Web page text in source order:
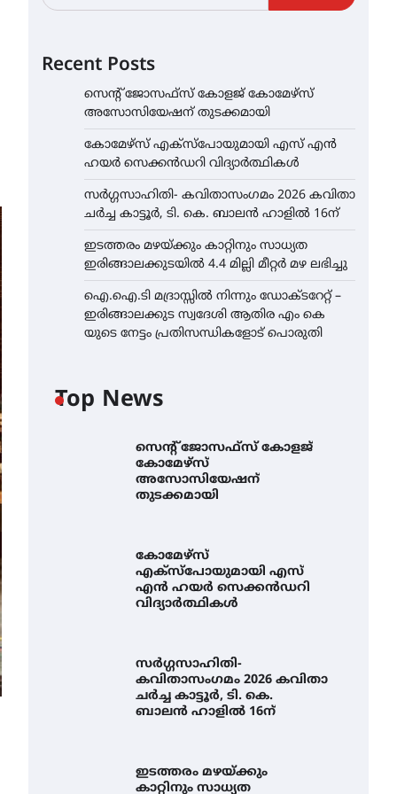
Recent Posts
സെന്റ് ജോസഫ്സ് കോളജ് കോമേഴ്‌സ്
അസോസിയേഷന് തുടക്കമായി
കോമേഴ്സ് എക്സ്പോയുമായി എസ് എൻ
ഹയർ സെക്കൻഡറി വിദ്യാർത്ഥികൾ
സർഗ്ഗസാഹിതി- കവിതാസംഗമം 2026 കവിതാ
ചർച്ച കാട്ടൂർ, ടി. കെ. ബാലൻ ഹാളിൽ 16ന്
ഇടത്തരം മഴയ്ക്കും കാറ്റിനും സാധ്യത
ഇരിങ്ങാലക്കുടയിൽ 4.4 മില്ലി മീറ്റർ മഴ ലഭിച്ചു
ഐ.ഐ.ടി മദ്രാസ്സിൽ നിന്നും ഡോക്ടറേറ്റ് –
ഇരിങ്ങാലക്കുട സ്വദേശി ആതിര എം കെ
യുടെ നേട്ടം പ്രതിസന്ധികളോട് പൊരുതി
Top News
സെന്റ് ജോസഫ്സ് കോളജ്
കോമേഴ്‌സ്
അസോസിയേഷന്
തുടക്കമായി
കോമേഴ്സ്
എക്സ്പോയുമായി എസ്
എൻ ഹയർ സെക്കൻഡറി
വിദ്യാർത്ഥികൾ
സർഗ്ഗസാഹിതി-
കവിതാസംഗമം 2026 കവിതാ
ചർച്ച കാട്ടൂർ, ടി. കെ.
ബാലൻ ഹാളിൽ 16ന്
ഇടത്തരം മഴയ്ക്കും
കാറ്റിനും സാധ്യത
കോമേഴ്സ്
എക്സ്പോയുമായി എസ്